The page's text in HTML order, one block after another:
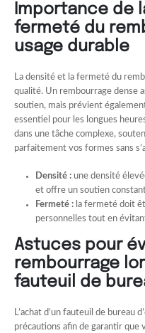
Importance de
fermeté du
usage durable
La densité et la fermeté du
qualité. Un rembourrage dense
soutien, mais prévient
essentiel pour les longues
dans une tâche complexe,
parfaitement vos formes sans
Densité :une densité
et offre un soutien
Fermeté :la fermeté doit
personnelles tout en
Astuces pour
rembourrage
fauteuil de
L’achat d’un fauteuil de bureau
précautions afin de garantir que